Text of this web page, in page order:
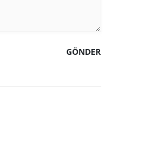
GÖNDER